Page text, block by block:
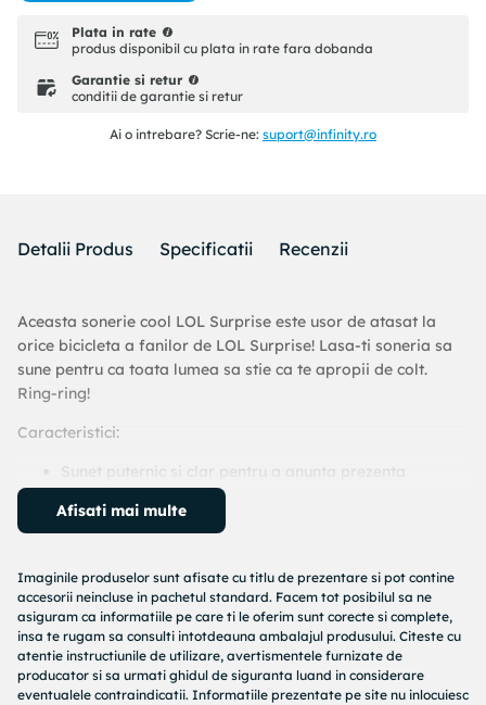
Plata in rate
produs disponibil cu plata in rate fara dobanda
Garantie si retur
conditii de garantie si retur
Ai o intrebare? Scrie-ne: suport@infinity.ro
Detalii Produs Specificatii Recenzii
Aceasta sonerie cool LOL Surprise este usor de atasat la
orice bicicleta a fanilor de LOL Surprise! Lasa-ti soneria sa
sune pentru ca toata lumea sa stie ca te apropii de colt.
Ring-ring!
Caracteristici:
Sunet puternic si clar pentru a anunta prezenta
micutului tau pe drum.
Contribuie la siguranta micului pilot in timpul
Instalare simpla si rapida.
Se potriveste pe ghidonul majoritatii bicicletelor,
tricicletelor si trotinetelor.
Beneficii:
Ofera o avertizare sonora eficienta pentru ceilalti
Afisati mai multe
Imaginile produselor sunt afisate cu titlu de prezentare si pot contine
accesorii neincluse in pachetul standard. Facem tot posibilul sa ne
asiguram ca informatiile pe care ti le oferim sunt corecte si complete,
insa te rugam sa consulti intotdeauna ambalajul produsului. Citeste cu
atentie instructiunile de utilizare, avertismentele furnizate de
producator si sa urmati ghidul de siguranta luand in considerare
eventualele contraindicatii. Informatiile prezentate pe site nu inlocuiesc